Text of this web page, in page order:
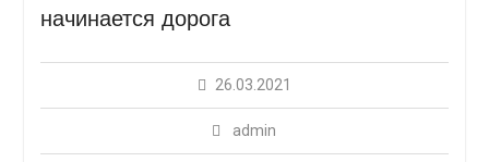
начинается дорога
26.03.2021
admin